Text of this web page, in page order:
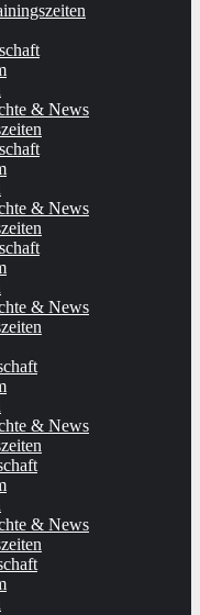
& News
& News
& News
& News
& News